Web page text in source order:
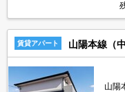
賃貸アパート 山陽本線（
山陽